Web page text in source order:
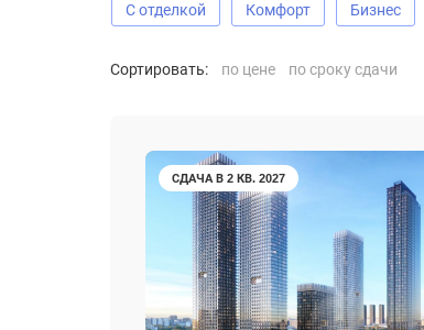
С отделкой Комфорт Бизнес
Сортировать: по цене по сроку сдачи
СДАЧА В 2 КВ. 2027